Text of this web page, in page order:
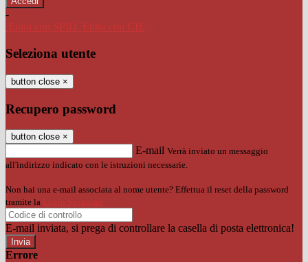
-
Entra con SPID
Entra con CIE
Seleziona utente
button close ×
Recupero password
button close ×
E-mail Verrà inviato un messaggio
all'indirizzo indicato con le istruzioni necessarie.
Non hai una e-mail associata al nome utente? Effettua il reset della password
tramite la Login Spaggiari
E-mail inviata, si prega di controllare la casella di posta elettronica!
Errore